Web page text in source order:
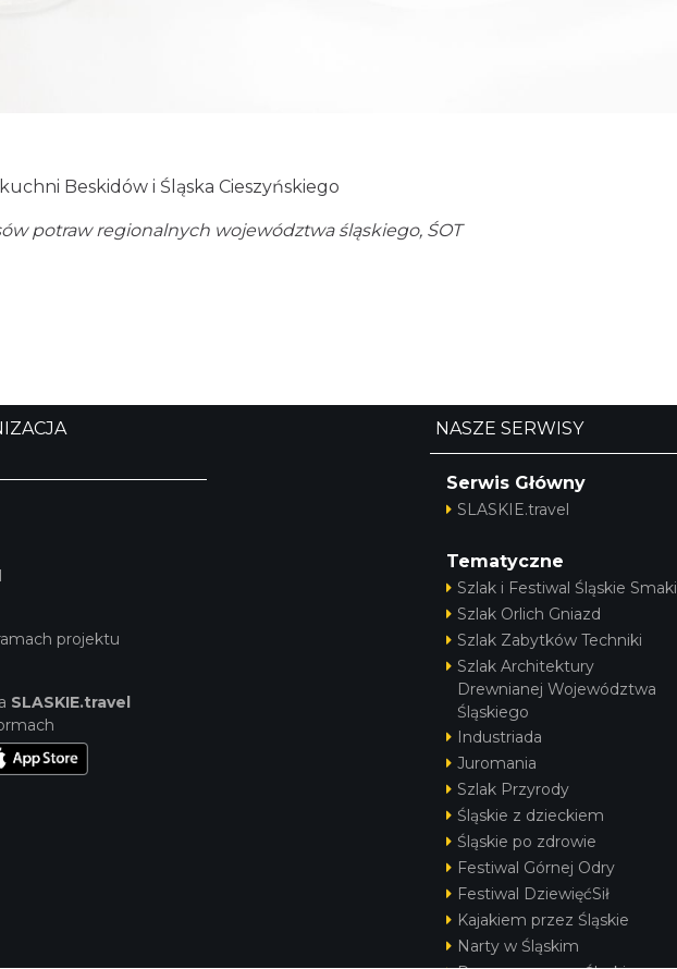
Beskidów i Śląska Cieszyńskiego
potraw regionalnych województwa śląskiego, ŚOT
projektu
SLASKIE.travel
NASZE SERWISY
Serwis Główny
SLASKIE.travel
Tematyczne
Szlak i Festiwal Śląskie Smaki
Szlak Orlich Gniazd
Szlak Zabytków Techniki
Szlak Architektury
Drewnianej Województwa
Śląskiego
Industriada
Juromania
Szlak Przyrody
Śląskie z dzieckiem
Śląskie po zdrowie
Festiwal Górnej Odry
Festiwal DziewięćSił
Kajakiem przez Śląskie
Narty w Śląskim